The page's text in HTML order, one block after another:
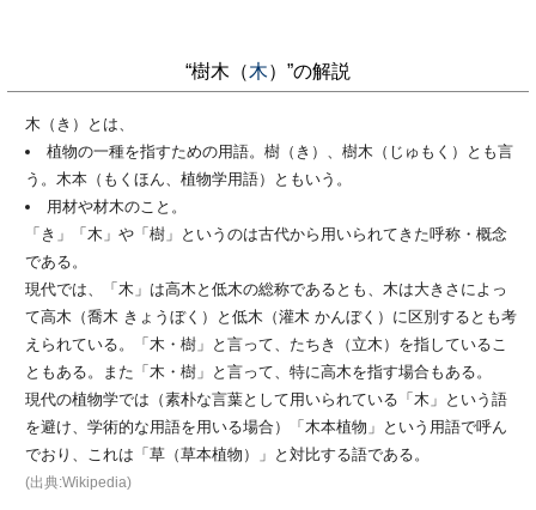
“樹木（木）”の解説
木（き）とは、
植物の一種を指すための用語。樹（き）、樹木（じゅもく）とも言
う。木本（もくほん、植物学用語）ともいう。
用材や材木のこと。
「き」「木」や「樹」というのは古代から用いられてきた呼称・概念
である。
現代では、「木」は高木と低木の総称であるとも、木は大きさによっ
て高木（喬木 きょうぼく）と低木（灌木 かんぼく）に区別するとも考
えられている。「木・樹」と言って、たちき（立木）を指しているこ
ともある。また「木・樹」と言って、特に高木を指す場合もある。
現代の植物学では（素朴な言葉として用いられている「木」という語
を避け、学術的な用語を用いる場合）「木本植物」という用語で呼ん
でおり、これは「草（草本植物）」と対比する語である。
(出典:Wikipedia)